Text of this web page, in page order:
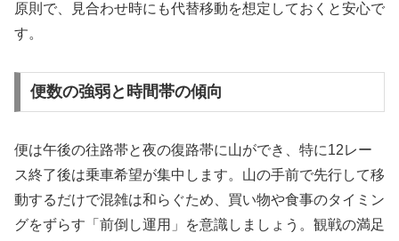
原則で、見合わせ時にも代替移動を想定しておくと安心で
す。
便数の強弱と時間帯の傾向
便は午後の往路帯と夜の復路帯に山ができ、特に12レー
ス終了後は乗車希望が集中します。山の手前で先行して移
動するだけで混雑は和らぐため、買い物や食事のタイミン
グをずらす「前倒し運用」を意識しましょう。観戦の満足